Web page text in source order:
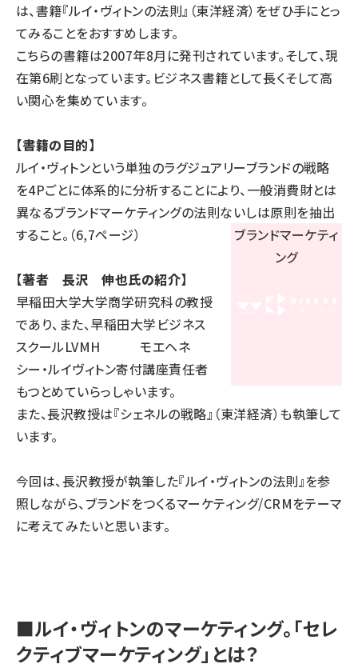
は、書籍『ルイ・ヴィトンの法則』（東洋経済）をぜひ手にとっ
てみることをおすすめします。
こちらの書籍は2007年8月に発刊されています。そして、現
在第6刷となっています。ビジネス書籍として長くそして高
い関心を集めています。
【書籍の目的】
ルイ・ヴィトンという単独のラグジュアリーブランドの戦略
を4Pごとに体系的に分析することにより、一般消費財とは
異なるブランドマーケティングの法則ないしは原則を抽出
すること。（6,7ページ）
【著者 長沢 伸也氏の紹介】
早稲田大学大学商学研究科の教授
であり、また、早稲田大学ビジネス
スクールLVMH モエヘネ
シー・ルイヴィトン寄付講座責任者
もつとめていらっしゃいます。
また、長沢教授は『シェネルの戦略』（東洋経済）も執筆して
います。
今回は、長沢教授が執筆した『ルイ・ヴィトンの法則』を参
照しながら、ブランドをつくるマーケティング/CRMをテーマ
に考えてみたいと思います。
■ルイ・ヴィトンのマーケティング。「セレ
クティブマーケティング」とは？